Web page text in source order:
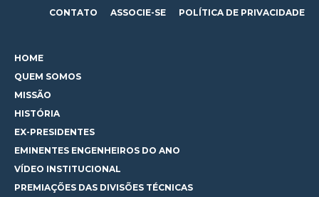
CONTATO ASSOCIE-SE POLÍTICA DE PRIVACIDADE
HOME
QUEM SOMOS
MISSÃO
HISTÓRIA
EX-PRESIDENTES
EMINENTES ENGENHEIROS DO ANO
VÍDEO INSTITUCIONAL
PREMIAÇÕES DAS DIVISÕES TÉCNICAS